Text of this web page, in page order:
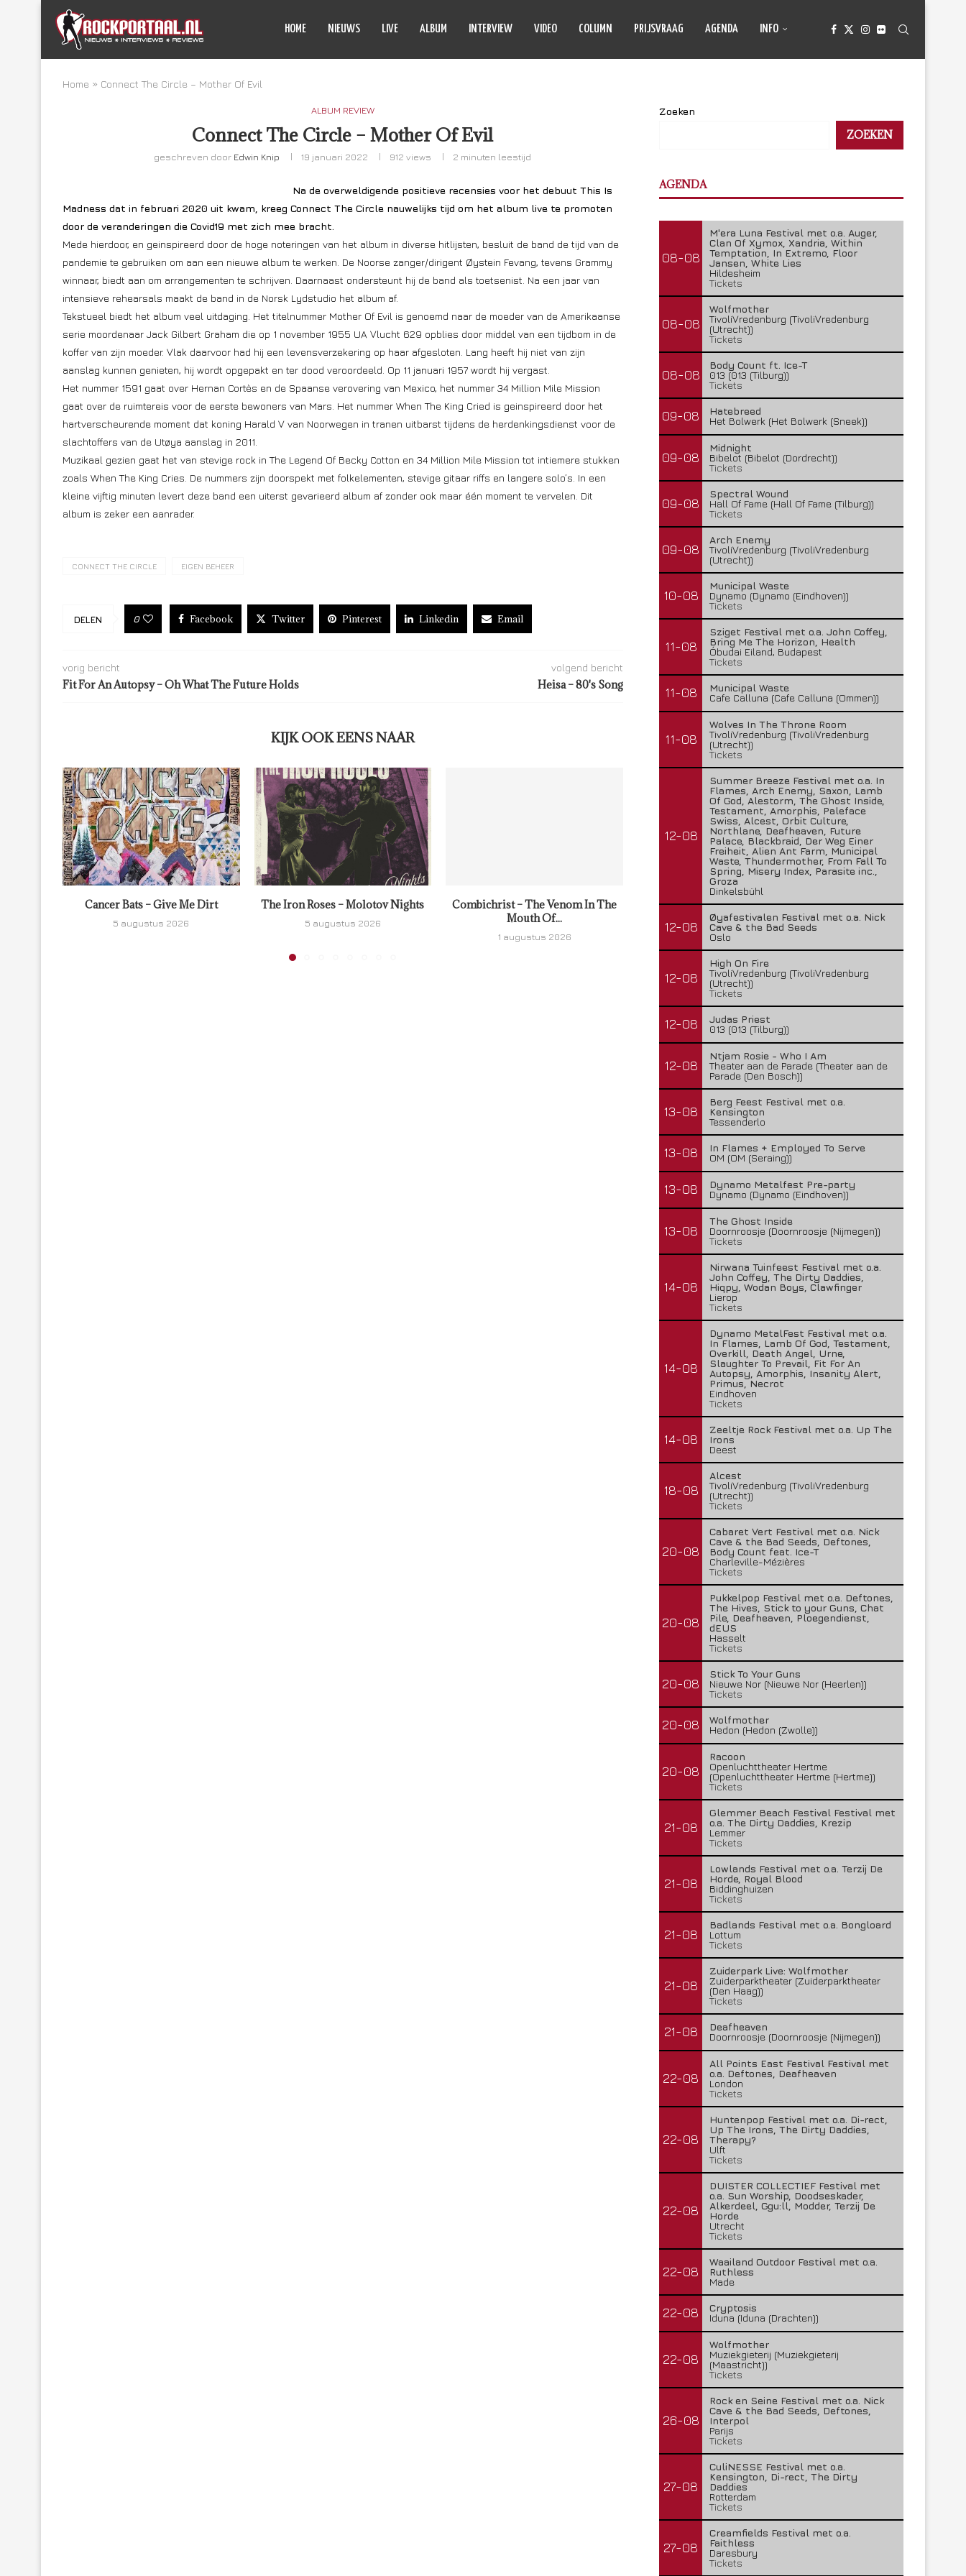
HOME NIEUWS LIVE ALBUM INTERVIEW VIDEO COLUMN PRIJSVRAAG AGENDA INFO
Home » Connect The Circle – Mother Of Evil
ALBUM REVIEW
Connect The Circle – Mother Of Evil
geschreven door Edwin Knip 19 januari 2022 912 views 2 minuten leestijd
Na de overweldigende positieve recensies voor het debuut This Is
Madness dat in februari 2020 uit kwam, kreeg Connect The Circle nauwelijks tijd om het album live te promoten
door de veranderingen die Covid19 met zich mee bracht.
Mede hierdoor, en geinspireerd door de hoge noteringen van het album in diverse hitlijsten, besluit de band de tijd van de
pandemie te gebruiken om aan een nieuwe album te werken. De Noorse zanger/dirigent Øystein Fevang, tevens Grammy
winnaar, biedt aan om arrangementen te schrijven. Daarnaast ondersteunt hij de band als toetsenist. Na een jaar van
intensieve rehearsals maakt de band in de Norsk Lydstudio het album af.
Tekstueel biedt het album veel uitdaging. Het titelnummer Mother Of Evil is genoemd naar de moeder van de Amerikaanse
serie moordenaar Jack Gilbert Graham die op 1 november 1955 UA Vlucht 629 opblies door middel van een tijdbom in de
koffer van zijn moeder. Vlak daarvoor had hij een levensverzekering op haar afgesloten. Lang heeft hij niet van zijn
aanslag kunnen genieten, hij wordt opgepakt en ter dood veroordeeld. Op 11 januari 1957 wordt hij vergast.
Het nummer 1591 gaat over Hernan Cortès en de Spaanse verovering van Mexico, het nummer 34 Million Mile Mission
gaat over de ruimtereis voor de eerste bewoners van Mars. Het nummer When The King Cried is geinspireerd door het
hartverscheurende moment dat koning Harald V van Noorwegen in tranen uitbarst tijdens de herdenkingsdienst voor de
slachtoffers van de Utøya aanslag in 2011.
Muzikaal gezien gaat het van stevige rock in The Legend Of Becky Cotton en 34 Million Mile Mission tot intiemere stukken
zoals When The King Cries. De nummers zijn doorspekt met folkelementen, stevige gitaar riffs en langere solo’s. In een
kleine vijftig minuten levert deze band een uiterst gevarieerd album af zonder ook maar één moment te vervelen. Dit
album is zeker een aanrader.
CONNECT THE CIRCLE EIGEN BEHEER
DELEN 0 Facebook Twitter Pinterest Linkedin Email
vorig bericht
Fit For An Autopsy – Oh What The Future Holds
volgend bericht
Heisa – 80's Song
KIJK OOK EENS NAAR
Cancer Bats – Give Me Dirt
5 augustus 2026
The Iron Roses – Molotov Nights
5 augustus 2026
Combichrist – The Venom In The
Mouth Of...
1 augustus 2026
Lunatic Soul – Transition II
29 juli 2026
Boneripper – Radiant In
Zoeken
ZOEKEN
AGENDA
08-08
M'era Luna Festival met o.a. Auger,
Clan Of Xymox, Xandria, Within
Temptation, In Extremo, Floor
Jansen, White Lies
Hildesheim
Tickets
08-08
Wolfmother
TivoliVredenburg (TivoliVredenburg
(Utrecht))
Tickets
08-08
Body Count ft. Ice-T
013 (013 (Tilburg))
Tickets
09-08
Hatebreed
Het Bolwerk (Het Bolwerk (Sneek))
09-08
Midnight
Bibelot (Bibelot (Dordrecht))
Tickets
09-08
Spectral Wound
Hall Of Fame (Hall Of Fame (Tilburg))
Tickets
09-08
Arch Enemy
TivoliVredenburg (TivoliVredenburg
(Utrecht))
10-08
Municipal Waste
Dynamo (Dynamo (Eindhoven))
Tickets
11-08
Sziget Festival met o.a. John Coffey,
Bring Me The Horizon, Health
Óbudai Eiland, Budapest
Tickets
11-08
Municipal Waste
Cafe Calluna (Cafe Calluna (Ommen))
11-08
Wolves In The Throne Room
TivoliVredenburg (TivoliVredenburg
(Utrecht))
Tickets
12-08
Summer Breeze Festival met o.a. In
Flames, Arch Enemy, Saxon, Lamb
Of God, Alestorm, The Ghost Inside,
Testament, Amorphis, Paleface
Swiss, Alcest, Orbit Culture,
Northlane, Deafheaven, Future
Palace, Blackbraid, Der Weg Einer
Freiheit, Alien Ant Farm, Municipal
Waste, Thundermother, From Fall To
Spring, Misery Index, Parasite inc.,
Groza
Dinkelsbühl
12-08
Øyafestivalen Festival met o.a. Nick
Cave & the Bad Seeds
Oslo
12-08
High On Fire
TivoliVredenburg (TivoliVredenburg
(Utrecht))
Tickets
12-08
Judas Priest
013 (013 (Tilburg))
12-08
Ntjam Rosie - Who I Am
Theater aan de Parade (Theater aan de
Parade (Den Bosch))
13-08
Berg Feest Festival met o.a.
Kensington
Tessenderlo
13-08
In Flames + Employed To Serve
OM (OM (Seraing))
13-08
Dynamo Metalfest Pre-party
Dynamo (Dynamo (Eindhoven))
13-08
The Ghost Inside
Doornroosje (Doornroosje (Nijmegen))
Tickets
14-08
Nirwana Tuinfeest Festival met o.a.
John Coffey, The Dirty Daddies,
Hiqpy, Wodan Boys, Clawfinger
Lierop
Tickets
14-08
Dynamo MetalFest Festival met o.a.
In Flames, Lamb Of God, Testament,
Overkill, Death Angel, Urne,
Slaughter To Prevail, Fit For An
Autopsy, Amorphis, Insanity Alert,
Primus, Necrot
Eindhoven
Tickets
14-08
Zeeltje Rock Festival met o.a. Up The
Irons
Deest
18-08
Alcest
TivoliVredenburg (TivoliVredenburg
(Utrecht))
Tickets
20-08
Cabaret Vert Festival met o.a. Nick
Cave & the Bad Seeds, Deftones,
Body Count feat. Ice-T
Charleville-Mézières
Tickets
20-08
Pukkelpop Festival met o.a. Deftones,
The Hives, Stick to your Guns, Chat
Pile, Deafheaven, Ploegendienst,
dEUS
Hasselt
Tickets
20-08
Stick To Your Guns
Nieuwe Nor (Nieuwe Nor (Heerlen))
Tickets
20-08
Wolfmother
Hedon (Hedon (Zwolle))
20-08
Racoon
Openluchttheater Hertme
(Openluchttheater Hertme (Hertme))
Tickets
21-08
Glemmer Beach Festival Festival met
o.a. The Dirty Daddies, Krezip
Lemmer
Tickets
21-08
Lowlands Festival met o.a. Terzij De
Horde, Royal Blood
Biddinghuizen
Tickets
21-08
Badlands Festival met o.a. Bongloard
Lottum
Tickets
21-08
Zuiderpark Live: Wolfmother
Zuiderparktheater (Zuiderparktheater
(Den Haag))
Tickets
21-08
Deafheaven
Doornroosje (Doornroosje (Nijmegen))
22-08
All Points East Festival Festival met
o.a. Deftones, Deafheaven
London
Tickets
22-08
Huntenpop Festival met o.a. Di-rect,
Up The Irons, The Dirty Daddies,
Therapy?
Ulft
Tickets
22-08
DUISTER COLLECTIEF Festival met
o.a. Sun Worship, Doodseskader,
Alkerdeel, Ggu:ll, Modder, Terzij De
Horde
Utrecht
Tickets
22-08
Waailand Outdoor Festival met o.a.
Ruthless
Made
22-08
Cryptosis
Iduna (Iduna (Drachten))
22-08
Wolfmother
Muziekgieterij (Muziekgieterij
(Maastricht))
Tickets
26-08
Rock en Seine Festival met o.a. Nick
Cave & the Bad Seeds, Deftones,
Interpol
Parijs
Tickets
27-08
CuliNESSE Festival met o.a.
Kensington, Di-rect, The Dirty
Daddies
Rotterdam
Tickets
27-08
Creamfields Festival met o.a.
Faithless
Daresbury
Tickets